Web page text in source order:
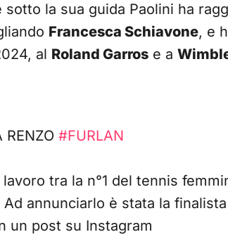
la sua guida Paolini ha
Francesca Schiavone, e
al Roland Garros e a
RENZO #FURLAN
tra la n°1 del tennis
Ad annunciarlo è stata la
un post su Instagram